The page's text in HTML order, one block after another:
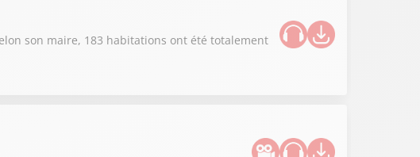
son maire, 183 habitations ont été totalement